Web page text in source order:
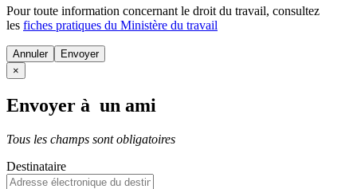
Pour toute information concernant le droit du travail, consultez
les fiches pratiques du Ministère du travail
Annuler
×
Envoyer à un ami
Tous les champs sont obligatoires
Destinataire